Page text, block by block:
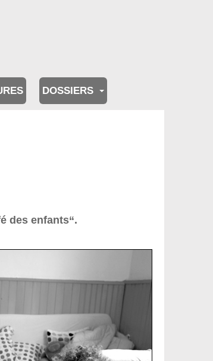
DOSSIERS
des enfants“.